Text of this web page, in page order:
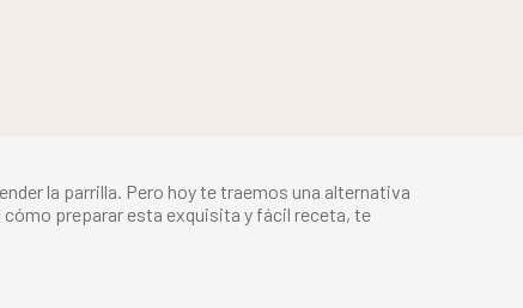
la parrilla. Pero hoy te traemos una alternativa
preparar esta exquisita y fácil receta, te